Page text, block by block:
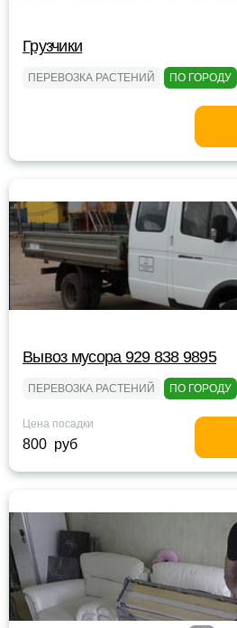
Грузчики
ПЕРЕВОЗКА РАСТЕНИЙ ПО ГОРОДУ
Вывоз мусора 929 838 9895
ПЕРЕВОЗКА РАСТЕНИЙ ПО ГОРОДУ
Цена посадки
800 руб